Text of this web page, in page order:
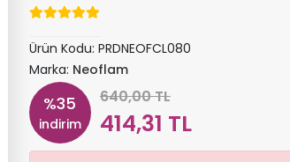
Ürün Kodu: PRDNEOFCL080
Marka: Neoflam
%35
indirim
640,00 TL
414,31 TL